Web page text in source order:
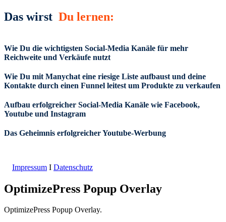
Das wirst Du lernen:
Wie Du die wichtigsten Social-Media Kanäle für mehr
Reichweite und Verkäufe nutzt
Wie Du mit Manychat eine riesige Liste aufbaust und deine
Kontakte durch einen Funnel leitest um Produkte zu verkaufen
Aufbau erfolgreicher Social-Media Kanäle wie Facebook,
Youtube und Instagram
Das Geheimnis erfolgreicher Youtube-Werbung
Impressum I Datenschutz
OptimizePress Popup Overlay
OptimizePress Popup Overlay.